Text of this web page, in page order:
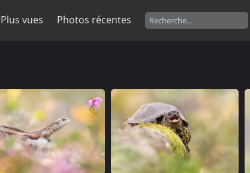
Plus vues Photos récentes